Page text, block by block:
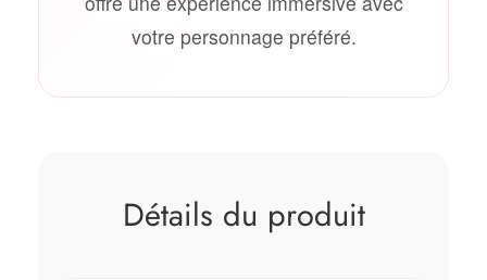
votre personnage préféré.
Détails du produit